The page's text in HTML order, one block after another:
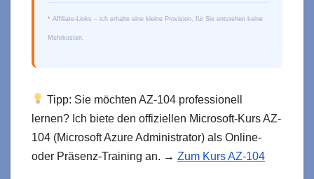
* Affiliate-Links – ich erhalte eine kleine Provision, für Sie entstehen keine
Mehrkosten.
Tipp: Sie möchten AZ-104 professionell
lernen? Ich biete den offiziellen Microsoft-Kurs AZ-
104 (Microsoft Azure Administrator) als Online-
oder Präsenz-Training an. → Zum Kurs AZ-104